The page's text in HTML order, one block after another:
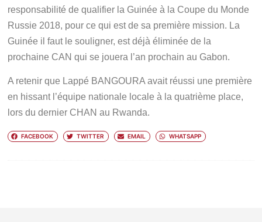
responsabilité de qualifier la Guinée à la Coupe du Monde
Russie 2018, pour ce qui est de sa première mission. La
Guinée il faut le souligner, est déjà éliminée de la
prochaine CAN qui se jouera l’an prochain au Gabon.
A retenir que Lappé BANGOURA avait réussi une première
en hissant l’équipe nationale locale à la quatrième place,
lors du dernier CHAN au Rwanda.
FACEBOOK TWITTER EMAIL WHATSAPP